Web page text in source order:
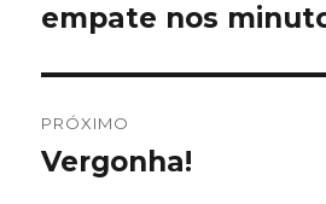
Post
anterior:
empate nos
PRÓXIMO
Próximo
Vergonha!